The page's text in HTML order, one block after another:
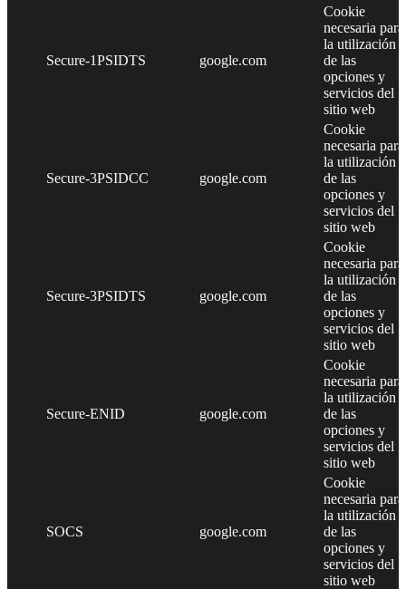
Secure-1PSIDTS google.com
Cookie
necesaria para
la utilización
de las
opciones y
servicios del
sitio web
Secure-3PSIDCC google.com
Cookie
necesaria para
la utilización
de las
opciones y
servicios del
sitio web
Secure-3PSIDTS google.com
Cookie
necesaria para
la utilización
de las
opciones y
servicios del
sitio web
Secure-ENID google.com
Cookie
necesaria para
la utilización
de las
opciones y
servicios del
sitio web
SOCS google.com
Cookie
necesaria para
la utilización
de las
opciones y
servicios del
sitio web